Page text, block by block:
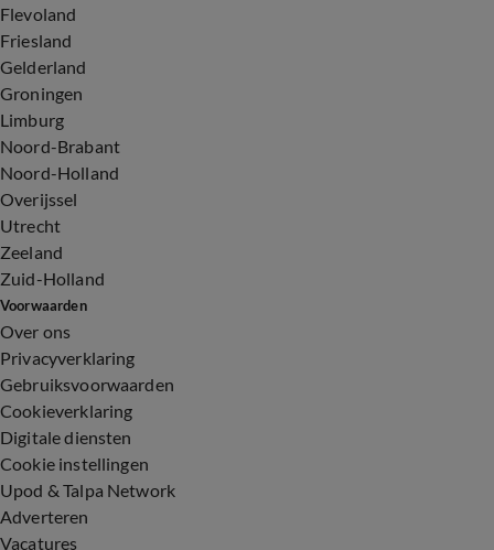
Flevoland
Friesland
Gelderland
Groningen
Limburg
Noord-Brabant
Noord-Holland
Overijssel
Utrecht
Zeeland
Zuid-Holland
Voorwaarden
Over ons
Privacyverklaring
Gebruiksvoorwaarden
Cookieverklaring
Digitale diensten
Cookie instellingen
Upod & Talpa Network
Adverteren
Vacatures